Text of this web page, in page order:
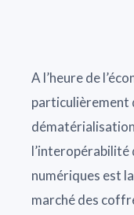
A l’heure de
particulièrement
numériques est
marché des